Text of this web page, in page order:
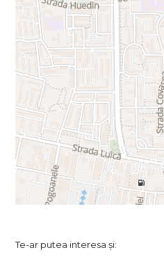
Te-ar putea interesa și: